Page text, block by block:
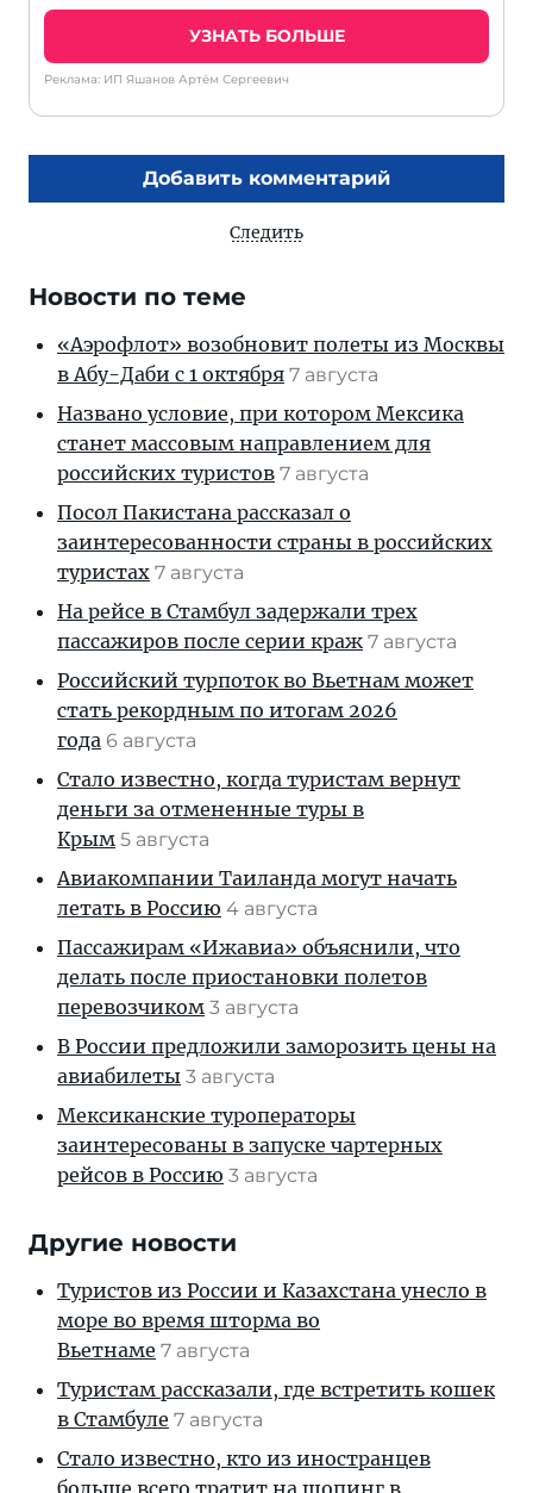
УЗНАТЬ БОЛЬШЕ
Реклама: ИП Яшанов Артём Сергеевич
Добавить комментарий
Следить
Новости по теме
«Аэрофлот» возобновит полеты из Москвы
в Абу-Даби с 1 октября 7 августа
Названо условие, при котором Мексика
станет массовым направлением для
российских туристов 7 августа
Посол Пакистана рассказал о
заинтересованности страны в российских
туристах 7 августа
На рейсе в Стамбул задержали трех
пассажиров после серии краж 7 августа
Российский турпоток во Вьетнам может
стать рекордным по итогам 2026
года 6 августа
Стало известно, когда туристам вернут
деньги за отмененные туры в
Крым 5 августа
Авиакомпании Таиланда могут начать
летать в Россию 4 августа
Пассажирам «Ижавиа» объяснили, что
делать после приостановки полетов
перевозчиком 3 августа
В России предложили заморозить цены на
авиабилеты 3 августа
Мексиканские туроператоры
заинтересованы в запуске чартерных
рейсов в Россию 3 августа
Другие новости
Туристов из России и Казахстана унесло в
море во время шторма во
Вьетнаме 7 августа
Туристам рассказали, где встретить кошек
в Стамбуле 7 августа
Стало известно, кто из иностранцев